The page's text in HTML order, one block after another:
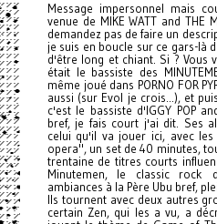
Message impersonnel mais
venue de MIKE WATT and THE
demandez pas de faire un
je suis en boucle sur ce gars-là
d'être long et chiant. Si ? Vous
était le bassiste des
même joué dans PORNO FOR
aussi (sur Evol je crois...), et
c'est le bassiste d'IGGY POP
bref, je fais court j'ai dit. Ses
celui qu'il va jouer ici, avec
opera", un set de 40 minutes,
trentaine de titres courts
Minutemen, le classic rock
ambiances à la Père Ubu bref,
Ils tournent avec deux autres
certain Zen, qui les a vu, a